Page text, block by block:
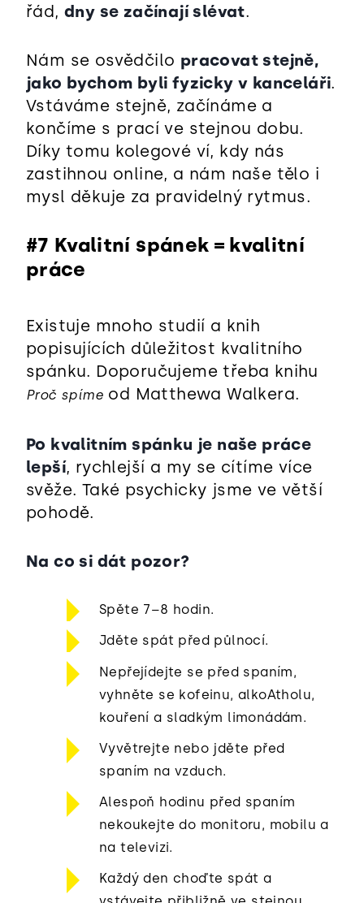
řád, dny se začínají slévat.
Nám se osvědčilo pracovat stejně,
jako bychom byli fyzicky v kanceláři.
Vstáváme stejně, začínáme a
končíme s prací ve stejnou dobu.
Díky tomu kolegové ví, kdy nás
zastihnou online, a nám naše tělo i
mysl děkuje za pravidelný rytmus.
#7 Kvalitní spánek = kvalitní
práce
Existuje mnoho studií a knih
popisujících důležitost kvalitního
spánku. Doporučujeme třeba knihu
Proč spíme od Matthewa Walkera.
Po kvalitním spánku je naše práce
lepší, rychlejší a my se cítíme více
svěže. Také psychicky jsme ve větší
pohodě.
Na co si dát pozor?
Spěte 7–8 hodin.
Jděte spát před půlnocí.
Nepřejídejte se před spaním,
vyhněte se kofeinu, alkoAtholu,
kouření a sladkým limonádám.
Vyvětrejte nebo jděte před
spaním na vzduch.
Alespoň hodinu před spaním
nekoukejte do monitoru, mobilu a
na televizi.
Každý den choďte spát a